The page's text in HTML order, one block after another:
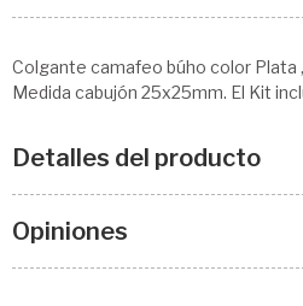
Colgante camafeo búho color Plata
Medida cabujón 25x25mm. El Kit
Detalles del producto
Opiniones